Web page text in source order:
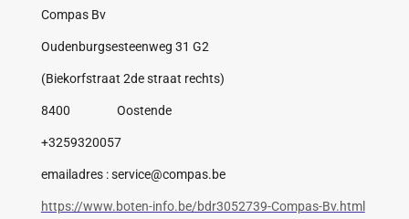
Compas Bv
Oudenburgsesteenweg 31 G2
(Biekorfstraat 2de straat rechts)
8400 Oostende
+3259320057
emailadres : service@compas.be
https://www.boten-info.be/bdr3052739-Compas-Bv.html